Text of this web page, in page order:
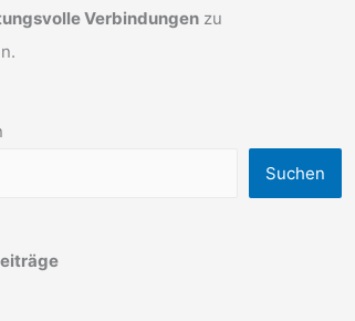
Verbindungen zu
Suchen